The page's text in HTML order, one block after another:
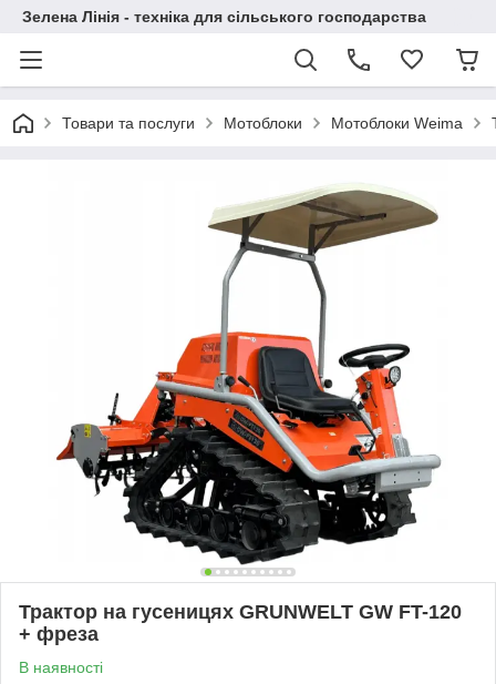
Зелена Лінія - техніка для сільського господарства
Товари та послуги Мотоблоки Мотоблоки Weima
Трактор на гусеницях GRUNWELT GW FT-120
+ фреза
В наявності